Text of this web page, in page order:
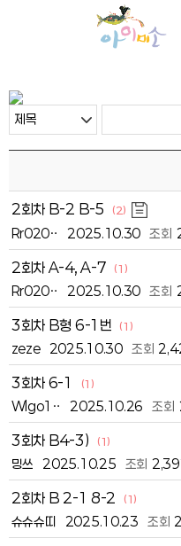
2회차 B-2 B-5 (2)
Rr020‥ 2025.10.30 조회
2회차 A-4, A-7 (1)
Rr020‥ 2025.10.30 조회
3회차 B형 6-1번 (1)
zeze 2025.10.30 조회
3회차 6-1 (1)
Wlgo1‥ 2025.10.26 조회
3회차 B4-3) (1)
밍쓰 2025.10.25 조회
2회차 B 2-1 8-2 (1)
슈슈슈띠 2025.10.23 조회